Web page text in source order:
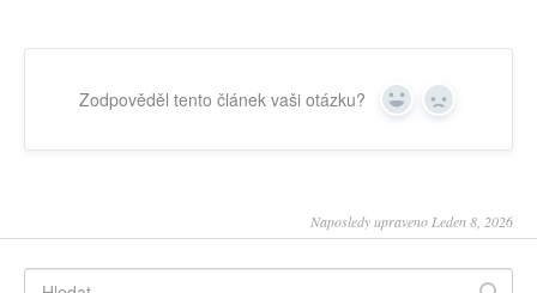
Zodpověděl tento článek vaši otázku? Yes No
Naposledy upraveno Leden 8, 2026